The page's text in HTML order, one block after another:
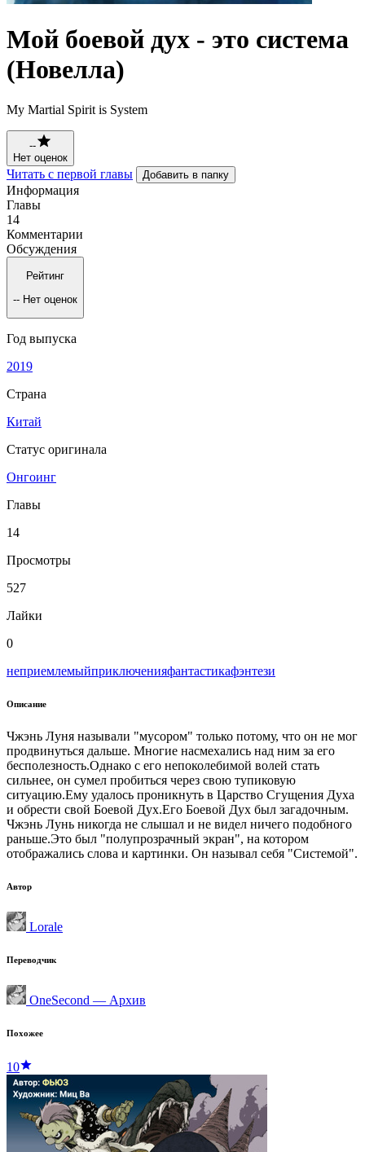
Мой боевой дух - это система
(Новелла)
My Martial Spirit is System
--
Нет оценок
Читать с первой главы Добавить в папку
Информация
Главы
14
Комментарии
Обсуждения
Рейтинг
-- Нет оценок
Год выпуска
2019
Страна
Китай
Статус оригинала
Онгоинг
Главы
14
Просмотры
527
Лайки
0
неприемлемыйприключенияфантастикафэнтези
Описание
Чжэнь Луня называли "мусором" только потому, что он не мог
продвинуться дальше. Многие насмехались над ним за его
бесполезность.Однако с его непоколебимой волей стать
сильнее, он сумел пробиться через свою тупиковую
ситуацию.Ему удалось проникнуть в Царство Сгущения Духа
и обрести свой Боевой Дух.Его Боевой Дух был загадочным.
Чжэнь Лунь никогда не слышал и не видел ничего подобного
раньше.Это был "полупрозрачный экран", на котором
отображались слова и картинки. Он называл себя "Системой".
Автор
Lorale
Переводчик
OneSecond — Архив
Похожее
10